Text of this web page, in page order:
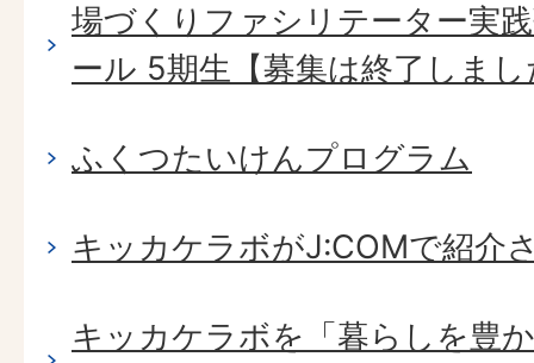
場づくりファシリテーター実
ール 5期生【募集は終了しま
ふくつたいけんプログラム
キッカケラボがJ:COMで紹介
キッカケラボを「暮らしを豊